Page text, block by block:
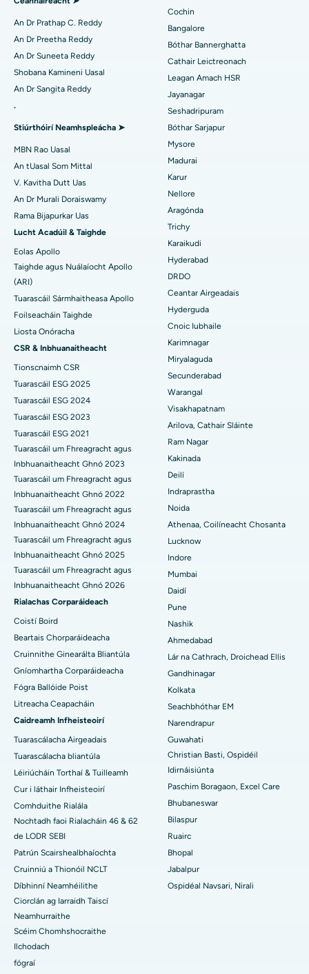
Aimsigh Diaibéiteolaí
Aimsigh Gínéiceolaí
Aimsigh Síceolaí
Aimsigh Máinlia Ginearálta
An tOspidéal is Fearr i Kanpur Road, Lucknow
An tOspidéal is Fearr in Earnáil-26, Noida
An tOspidéal is Fearr i Gandhinagar, Ahmedabad
An tOspidéal is Fearr in Aragonda, Andhra Pradesh
An tOspidéal is Fearr i mBóthar Bannerghatta, Bangalore
An tOspidéal is Fearr in Aonad-15, Bhubaneswar
An tOspidéal is Fearr i Seepat Road, Bilaspur
An tOspidéal is Fearr in Ellisbridge, Ahmedabad
An tOspidéal is Fearr i Nua-Deilí
An tOspidéal is Fearr i DRDO, Hyderabad
An tOspidéal is Fearr i GS Road, Guwahati
An tOspidéal is Fearr i Hyderguda, Hyderabad
An tOspidéal is Fearr i Vijay Nagar, Indore
An tOspidéal is Fearr i Suryaraopeta Main Road, Kakinada
An tOspidéal is Fearr i gCanáil Chiorclach Bhóthar, Kolkata
An tOspidéal is Fearr i CBD Belapur, Navi Mumbai
An tOspidéal is Fearr i Panchavati, Nashik
An tOspidéal is Fearr i Secunderabad, Hyderabad
Ospidéal is Fearr i Seshadripuram, Bangalore
An tOspidéal is Fearr i Waltair Main Road, Visakhapatnam
An tOspidéal is Fearr i mBóthar Subhash Nagar, Karimnagar
Ospidéal is Fearr i Managari, Karaikudi
An tOspidéal is Fearr in Arepally, Warangal
An tOspidéal is Fearr i gCoilíneacht Arera, Bhopal
Ospidéal is Fearr i Jayanagar, Bangalore
An tOspidéal is Fearr i KK Nagar, Madurai
Ospidéal is Fearr i Ramji Nagar, Nellore
An tOspidéal is Fearr san Earnáil-19, Rourkela
An tOspidéal is Fearr i Swargate, Pune
An tOspidéal Ailse is Fearr do Mhná i nDeisceart Delhi
Máinliacht Chairdiach Íosta Ionrach
Ablation Catheter
Athsholáthar Ghualainn Droim ar Ais
Embolization Artaire útarach
Máinliacht Ailse Cíche
Brachteiripe
colonoscopy
Polypectomy
Spreagadh Deep Brain
Bithóipse Duán
Parathyroidectomy
Máinliacht Cytoreductive
Athsholáthar Glún Iomlán Ceirmeach
ERCP
An Dr Prathap C. Reddy
An Dr Preetha Reddy
An Dr Suneeta Reddy
Shobana Kamineni Uasal
An Dr Sangita Reddy
.
Stiúrthóirí Neamhspleácha ➤
MBN Rao Uasal
An tUasal Som Mittal
V. Kavitha Dutt Uas
An Dr Murali Doraiswamy
Rama Bijapurkar Uas
Lucht Acadúil & Taighde
Eolas Apollo
Taighde agus Nuálaíocht Apollo
(ARI)
Tuarascáil Sármhaitheasa Apollo
Foilseacháin Taighde
Liosta Onóracha
CSR & Inbhuanaitheacht
Tionscnaimh CSR
Tuarascáil ESG 2025
Tuarascáil ESG 2024
Tuarascáil ESG 2023
Tuarascáil ESG 2021
Tuarascáil um Fhreagracht agus
Inbhuanaitheacht Ghnó 2023
Tuarascáil um Fhreagracht agus
Inbhuanaitheacht Ghnó 2022
Tuarascáil um Fhreagracht agus
Inbhuanaitheacht Ghnó 2024
Tuarascáil um Fhreagracht agus
Inbhuanaitheacht Ghnó 2025
Tuarascáil um Fhreagracht agus
Inbhuanaitheacht Ghnó 2026
Rialachas Corparáideach
Coistí Boird
Beartais Chorparáideacha
Cruinnithe Ginearálta Bliantúla
Gníomhartha Corparáideacha
Fógra Ballóide Poist
Litreacha Ceapacháin
Caidreamh Infheisteoirí
Tuarascálacha Airgeadais
Tuarascálacha bliantúla
Léiriúcháin Torthaí & Tuilleamh
Cur i láthair Infheisteoirí
Comhduithe Rialála
Nochtadh faoi Rialacháin 46 & 62
de LODR SEBI
Patrún Scairshealbhaíochta
Cruinniú a Thionóil NCLT
Díbhinní Neamhéilithe
Ciorclán ag Iarraidh Taiscí
Neamhurraithe
Scéim Chomhshocraithe
Ilchodach
fógraí
Cochin
Bangalore
Bóthar Bannerghatta
Cathair Leictreonach
Leagan Amach HSR
Jayanagar
Seshadripuram
Bóthar Sarjapur
Mysore
Madurai
Karur
Nellore
Aragónda
Trichy
Karaikudi
Hyderabad
DRDO
Ceantar Airgeadais
Hyderguda
Cnoic Iubhaile
Karimnagar
Miryalaguda
Secunderabad
Warangal
Visakhapatnam
Arilova, Cathair Sláinte
Ram Nagar
Kakinada
Deilí
Indraprastha
Noida
Athenaa, Coilíneacht Chosanta
Lucknow
Indore
Mumbai
Daidí
Pune
Nashik
Ahmedabad
Lár na Cathrach, Droichead Ellis
Gandhinagar
Kolkata
Seachbhóthar EM
Narendrapur
Guwahati
Christian Basti, Ospidéil
Idirnáisiúnta
Paschim Boragaon, Excel Care
Bhubaneswar
Bilaspur
Ruairc
Bhopal
Jabalpur
Ospidéal Navsari, Nirali